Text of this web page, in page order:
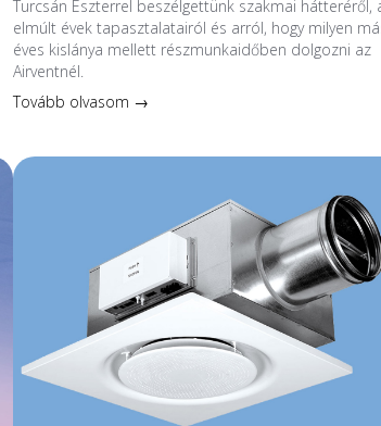
Turcsán Eszterrel beszélgettünk szakmai hátteréről,
elmúlt évek tapasztalatairól és arról, hogy milyen
éves kislánya mellett részmunkaidőben dolgozni az
Airventnél.
Tovább olvasom →